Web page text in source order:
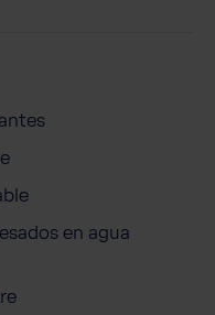
para cabello
en agua